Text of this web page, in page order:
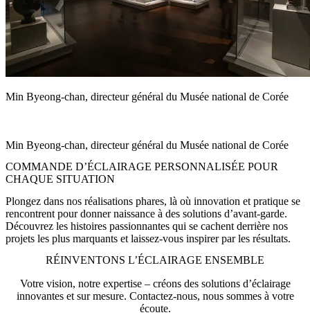
Min Byeong-chan, directeur général du Musée national de Corée
Min Byeong-chan, directeur général du Musée national de Corée
COMMANDE D’ÉCLAIRAGE PERSONNALISÉE POUR
CHAQUE SITUATION
Plongez dans nos réalisations phares, là où innovation et pratique se
rencontrent pour donner naissance à des solutions d’avant-garde.
Découvrez les histoires passionnantes qui se cachent derrière nos
projets les plus marquants et laissez-vous inspirer par les résultats.
RÉINVENTONS L’ÉCLAIRAGE ENSEMBLE
Votre vision, notre expertise – créons des solutions d’éclairage
innovantes et sur mesure. Contactez-nous, nous sommes à votre
écoute.